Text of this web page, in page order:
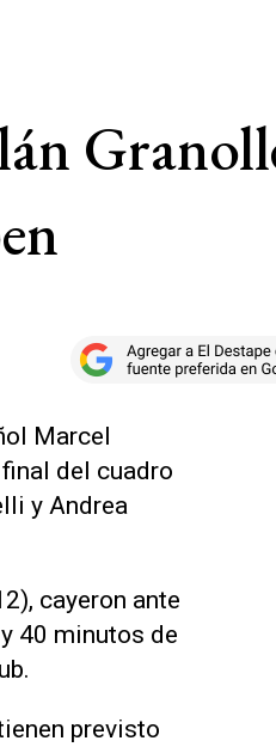
Marcel
del cuadro
y Andrea
cayeron ante
40 minutos de
previsto